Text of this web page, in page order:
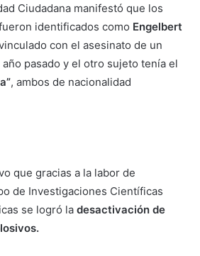
Ciudadana manifestó que los
identificados como Engelbert
con el asesinato de un
pasado y el otro sujeto tenía el
, ambos de nacionalidad
que gracias a la labor de
de Investigaciones Científicas
se logró la desactivación de